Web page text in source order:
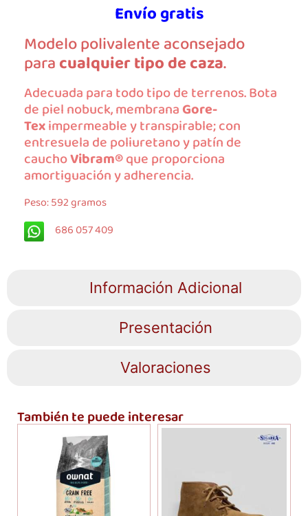
Envío gratis
Modelo polivalente aconsejado
paracualquier tipo de caza.
Adecuada para todo tipo de terrenos. Bota
de piel nobuck, membranaGore-
Teximpermeable y transpirable; con
entresuela de poliuretano y patín de
cauchoVibram®que proporciona
amortiguación y adherencia.
Peso: 592 gramos
686 057 409
Información Adicional
Presentación
Valoraciones
También te puede interesar